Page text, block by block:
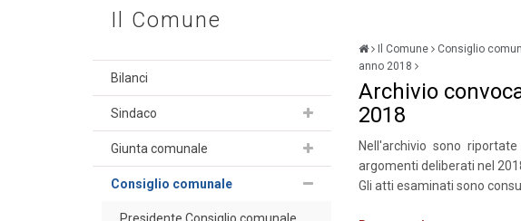
Il Comune
Bilanci
Sindaco
Giunta comunale
Consiglio comunale
Presidente Consiglio comunale
Il Comune Consiglio
anno 2018
Archivio
2018
Nell'archivio sono
argomenti deliberati nel
Gli atti esaminati sono